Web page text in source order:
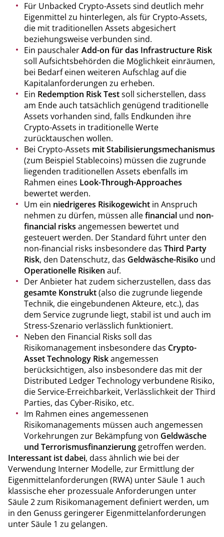
Für Unbacked Crypto-Assets sind deutlich mehr
Eigenmittel zu hinterlegen, als für Crypto-Assets,
die mit traditionellen Assets abgesichert
beziehungsweise verbunden sind.
Ein pauschalerAdd-on für das Infrastructure Risk
soll Aufsichtsbehörden die Möglichkeit einräumen,
bei Bedarf einen weiteren Aufschlag auf die
Kapitalanforderungen zu erheben.
Ein Redemption Risk Testsoll sicherstellen, dass
am Ende auch tatsächlich genügend traditionelle
Assets vorhanden sind, falls Endkunden ihre
Crypto-Assets in traditionelle Werte
zurücktauschen wollen.
Bei Crypto-Assets mit Stabilisierungsmechanismus
(zum Beispiel Stablecoins) müssen die zugrunde
liegenden traditionellen Assets ebenfalls im
Rahmen eines Look-Through-Approaches
bewertet werden.
Um ein niedrigeres Risikogewicht in Anspruch
nehmen zu dürfen, müssen allefinancial und non-
financial risks angemessen bewertet und
gesteuert werden. Der Standard führt unter den
non-financial risks insbesondere das Third Party
Risk, den Datenschutz, das Geldwäsche-Risiko und
Operationelle Risiken auf.
Der Anbieter hat zudem sicherzustellen, dass das
gesamte Konstrukt(also die zugrunde liegende
Technik, die eingebundenen Akteure, etc.), das
dem Service zugrunde liegt, stabil ist und auch im
Stress-Szenario verlässlich funktioniert.
Neben den Financial Risks soll das
Risikomanagement insbesondere das Crypto-
Asset Technology Riskangemessen
berücksichtigen, also insbesondere das mit der
Distributed Ledger Technology verbundene Risiko,
die Service-Erreichbarkeit, Verlässlichkeit der Third
Parties, das Cyber-Risiko, etc.
Im Rahmen eines angemessenen
Risikomanagements müssen auch angemessen
Vorkehrungen zur Bekämpfung von Geldwäsche
und Terrorismusfinanzierung getroffen werden.
Interessant ist dabei, dass ähnlich wie bei der
Verwendung Interner Modelle, zur Ermittlung der
Eigenmittelanforderungen (RWA) unter Säule 1 auch
klassische eher prozessuale Anforderungen unter
Säule 2 zum Risikomanagement definiert werden, um
in den Genuss geringerer Eigenmittelanforderungen
unter Säule 1 zu gelangen.